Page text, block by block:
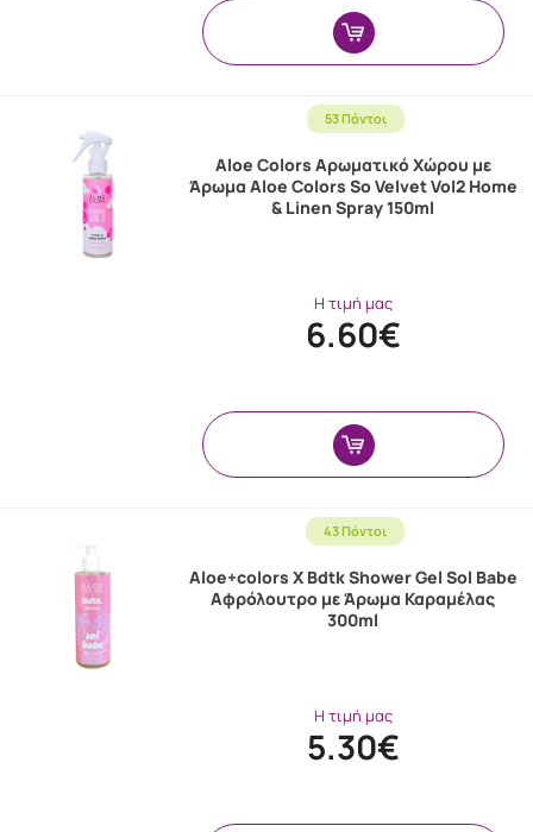
53 Πόντοι
Aloe Colors Αρωματικό Χώρου με
Άρωμα Aloe Colors So Velvet Vol2 Home
& Linen Spray 150ml
Η τιμή μας
6.60€
43 Πόντοι
Aloe+colors X Bdtk Shower Gel Sol Babe
Αφρόλουτρο με Άρωμα Καραμέλας
300ml
Η τιμή μας
5.30€